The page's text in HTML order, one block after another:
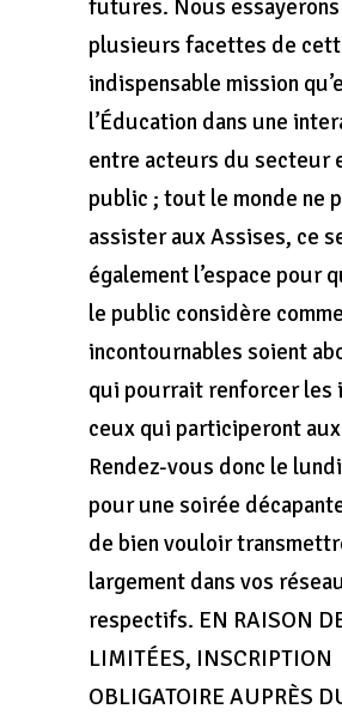
futures. Nous essayerons
plusieurs facettes de
indispensable mission
l’Éducation dans une
entre acteurs du secteur
public ; tout le monde ne
assister aux Assises, ce
également l’espace pour
le public considère
incontournables soient
qui pourrait renforcer les
ceux qui participeront
Rendez-vous donc le
pour une soirée
de bien vouloir
largement dans vos
respectifs. EN RAISON
LIMITÉES, INSCRIPTION
OBLIGATOIRE AUPRÈS